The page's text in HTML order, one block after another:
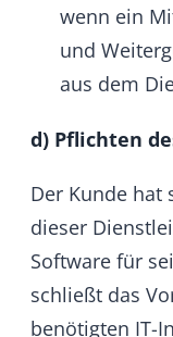
Beide
einig, dass es
nicht möglich
aufgrund der
oder der
verwenden,
entgangenem